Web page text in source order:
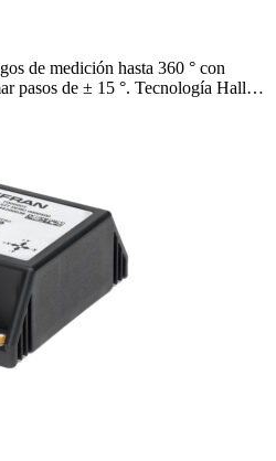
de medición hasta 360 ° con
pasos de ± 15 °. Tecnología Hall…